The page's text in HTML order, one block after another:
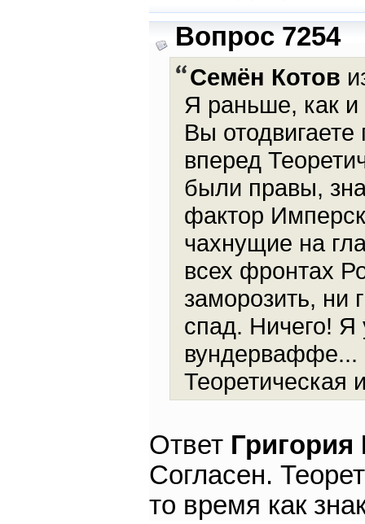
Вопрос 7254
Семён Котов
Я раньше, как и
Вы отодвигаете
вперед
были правы,
фактор
чахнущие на
всех фронтах
заморозить, ни
спад. Ничего! Я
вундерваффе...
Теоретическая
Ответ
Согласен.
то время как